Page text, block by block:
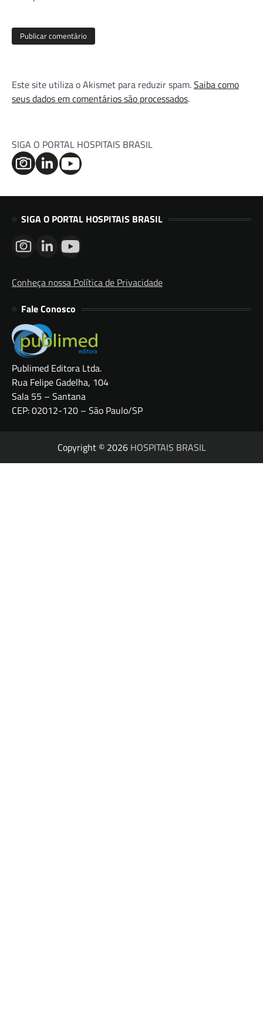
Este site utiliza o Akismet para reduzir spam.Saiba como
seus dados em comentários são processados.
SIGA O PORTAL HOSPITAIS BRASIL
SIGA O PORTAL HOSPITAIS BRASIL
Conheça nossa Política de Privacidade
Fale Conosco
Publimed Editora Ltda.
Rua Felipe Gadelha, 104
Sala 55 – Santana
CEP: 02012-120 – São Paulo/SP
Copyright © 2026 HOSPITAIS BRASIL